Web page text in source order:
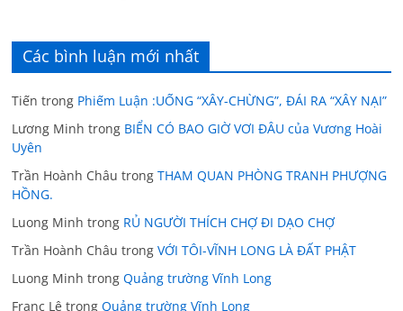
Các bình luận mới nhất
Tiến trong Phiếm Luận :UỐNG “XÂY-CHỪNG”, ĐÁI RA “XÂY NẠI”
Lương Minh trong BIỂN CÓ BAO GIỜ VƠI ĐÂU của Vương Hoài
Uyên
Trần Hoành Châu trongTHAM QUAN PHÒNG TRANH PHƯỢNG
HỒNG.
Luong Minh trong RỦ NGƯỜI THÍCH CHỢ ĐI DẠO CHỢ
Trần Hoành Châu trongVỚI TÔI-VĨNH LONG LÀ ĐẤT PHẬT
Luong Minh trongQuảng trường Vĩnh Long
Franc Lê trongQuảng trường Vĩnh Long